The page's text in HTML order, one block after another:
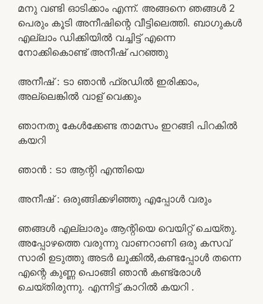
മനു വണ്ടി ഓടിക്കാം എന്ന്. അങ്ങനെ ഞങ്ങൾ 2
പെരും കൂടി അനീഷിന്റെ വീട്ടിലെത്തി. ബാഗുകൾ
എല്ലാം ഡിക്കിയിൽ വച്ചിട്ട് എന്നെ
നോക്കികൊണ്ട്‌ അനീഷ് പറഞ്ഞു
അനീഷ് : ടാ ഞാൻ ഫ്രഡിൽ ഇരിക്കാം,
അല്ലെങ്കിൽ വാള് വെക്കും
ഞാനതു കേൾക്കേണ്ട താമസം ഇറങ്ങി പിറകിൽ
കയറി
ഞാൻ : ടാ ആന്റി എന്തിയെ
അനീഷ് : ഒരുങ്ങിക്കഴിഞ്ഞു എപ്പോൾ വരും
ഞങ്ങൾ എല്ലാരും ആന്റിയെ വെയിറ്റ് ചെയ്തു.
അപ്പോഴത്തെ വരുന്നു വാണറാണി ഒരു കസവ്
സാരി ഉടുത്തു അടർ ലൂക്കിൽ,കണ്ടപ്പോൾ തന്നെ
എന്റെ കുണ്ണ പൊങ്ങി ഞാൻ കണ്ട്രോൾ
ചെയ്തിരുന്നു. എന്നിട്ട് കാറിൽ കയറി .